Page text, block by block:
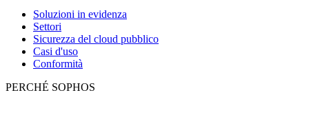
Soluzioni in evidenza
Settori
Sicurezza del cloud pubblico
Casi d'uso
Conformità
PERCHÉ SOPHOS